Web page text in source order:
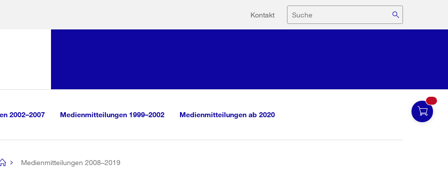
Hilfsnavigation
Kontakt Suche
2002–2007 Medienmitteilungen 1999–2002 Medienmitteilungen ab 2020
Medienmitteilungen 2008–2019